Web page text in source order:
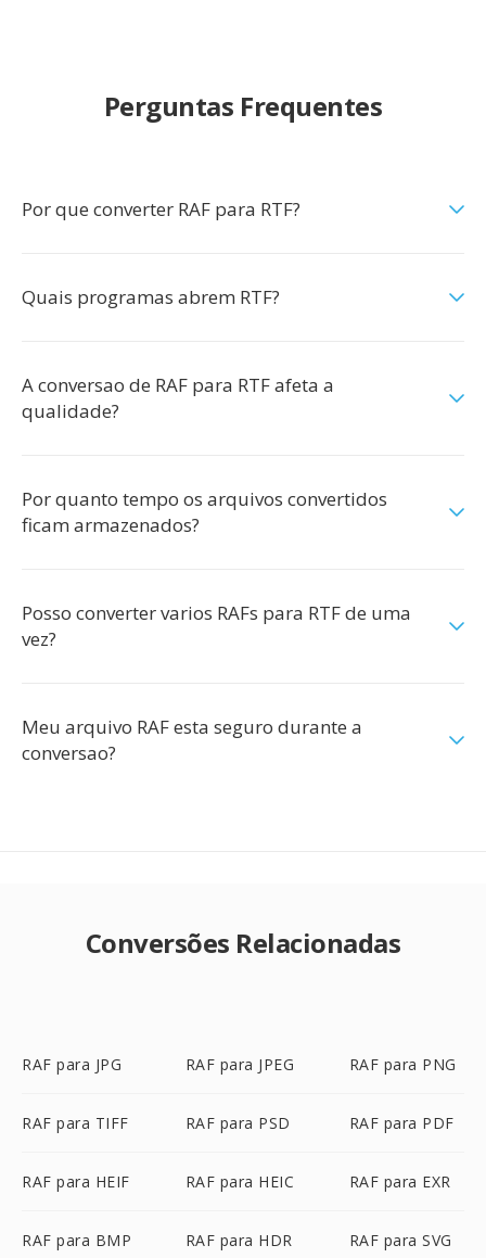
Perguntas Frequentes
Por que converter RAF para RTF?
Quais programas abrem RTF?
A conversao de RAF para RTF afeta a
qualidade?
Por quanto tempo os arquivos convertidos
ficam armazenados?
Posso converter varios RAFs para RTF de uma
vez?
Meu arquivo RAF esta seguro durante a
conversao?
Conversões Relacionadas
RAF para JPG RAF para JPEG RAF para PNG
RAF para TIFF RAF para PSD RAF para PDF
RAF para HEIF RAF para HEIC RAF para EXR
RAF para BMP RAF para HDR RAF para SVG